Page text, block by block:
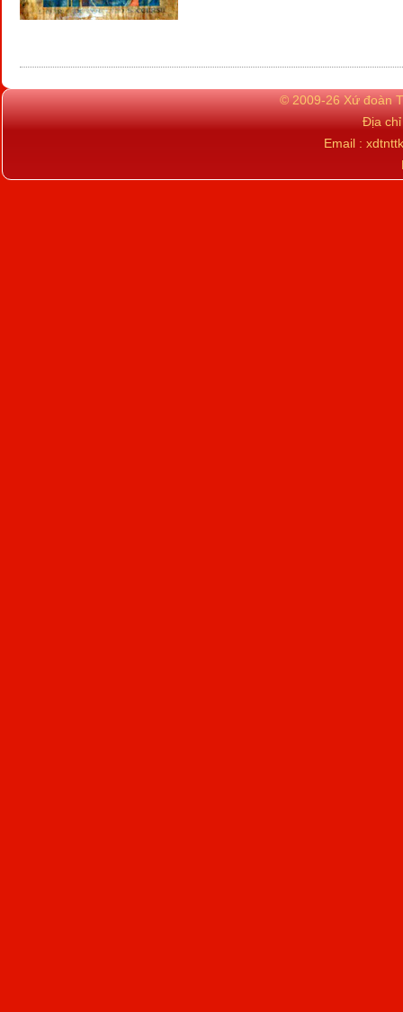
© 2009-26 Xứ đoàn
Địa
Email :